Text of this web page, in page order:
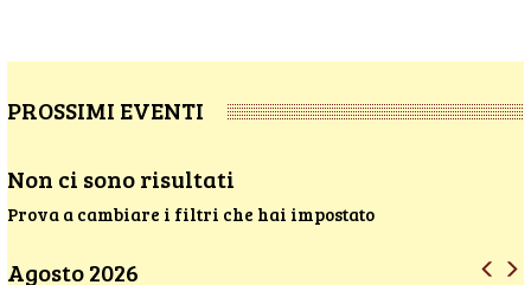
PROSSIMI EVENTI
Non ci sono risultati
Prova a cambiare i filtri che hai impostato
Agosto 2026